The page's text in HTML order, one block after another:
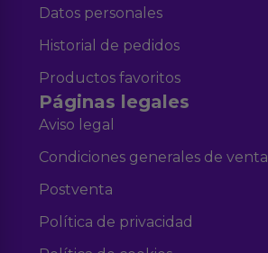
Datos personales
Historial de pedidos
Productos favoritos
Páginas legales
Aviso legal
Condiciones generales de venta
Postventa
Política de privacidad